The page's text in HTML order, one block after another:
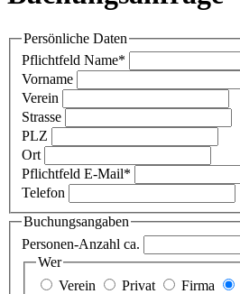
Persönliche Daten
Pflichtfeld Name*
Vorname
Verein
Strasse
PLZ
Ort
Pflichtfeld E-Mail*
Telefon
Buchungsangaben
Personen-Anzahl ca.
Wer
Verein
Privat Firma